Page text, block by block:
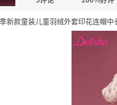
新款童装儿童羽绒外套印花连帽中